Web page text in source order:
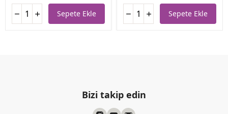
Sepete Ekle Sepete Ekle
Bizi takip edin